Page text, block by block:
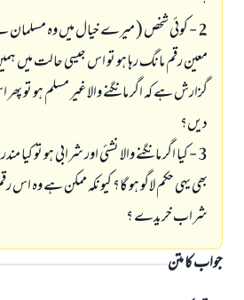
2 - كوئى شخص ( ميرے خيال ميں وہ
معين رقم مانگ رہا ہو تو اس جيسى حالت ميں
گزارش ہے كہ اگر مانگنے والا غير مسلم ہو تو
ديں؟
3 - كيا اگر مانگنے والا نشئى اور شرابى ہو تو كيا
بھى يہى حكم لاگو ہو گا؟ كيونكہ ممكن ہے وہ اس
شراب خريدے ؟
جواب کا متن